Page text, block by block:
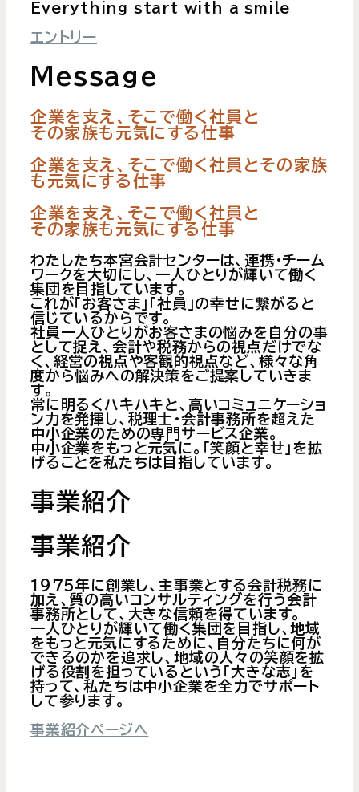
Everything start with a smile
エントリー
Message
企業を支え、そこで働く社員と
その家族も元気にする仕事
企業を支え、そこで働く社員とその家族
も元気にする仕事
企業を支え、そこで働く社員と
その家族も元気にする仕事
わたしたち本宮会計センターは、連携・チーム
ワークを大切にし、一人ひとりが輝いて働く
集団を目指しています。
これが「お客さま」「社員」の幸せに繋がると
信じているからです。
社員一人ひとりがお客さまの悩みを自分の事
として捉え、会計や税務からの視点だけでな
く、経営の視点や客観的視点など、様々な角
度から悩みへの解決策をご提案していきま
す。
常に明るくハキハキと、高いコミュニケーショ
ン力を発揮し、税理士・会計事務所を超えた
中小企業のための専門サービス企業。
中小企業をもっと元気に。「笑顔と幸せ」を拡
げることを私たちは目指しています。
事業紹介
事業紹介
１９７５年に創業し、主事業とする会計税務に
加え、質の高いコンサルティングを行う会計
事務所として、大きな信頼を得ています。
一人ひとりが輝いて働く集団を目指し、地域
をもっと元気にするために、自分たちに何が
できるのかを追求し、地域の人々の笑顔を拡
げる役割を担っているという「大きな志」を
持って、私たちは中小企業を全力でサポート
して参ります。
事業紹介ページへ